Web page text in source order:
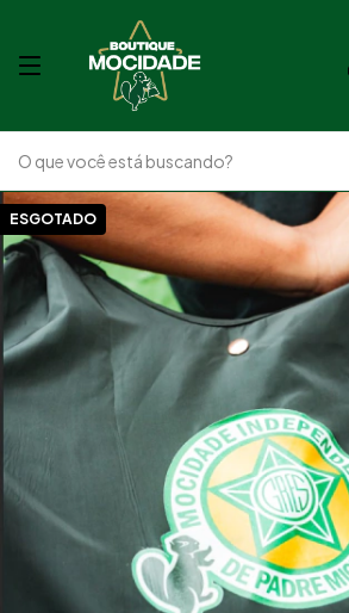
ESGOTADO